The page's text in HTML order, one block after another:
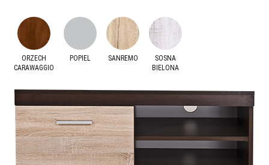
ORZECH
CARAWAGGIO
POPIEL SANREMO
SOSNA
BIELONA